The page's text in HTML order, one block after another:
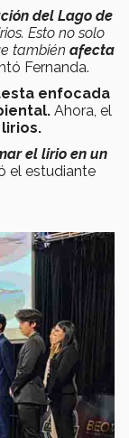
del Lago de
Esto no solo
también afecta
Fernanda.
enfocada
Ahora, el
el lirio en un
el estudiante